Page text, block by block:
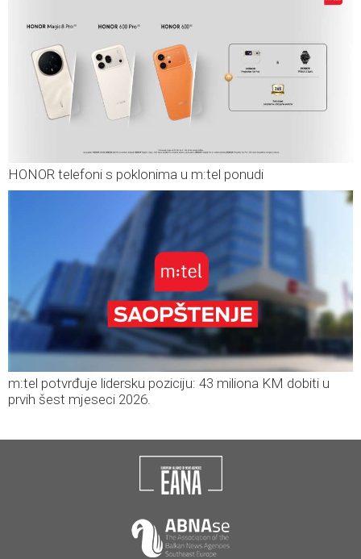
HONOR telefoni s poklonima u m:tel ponudi
m:tel potvrđuje lidersku poziciju: 43 miliona KM dobiti u
prvih šest mjeseci 2026.